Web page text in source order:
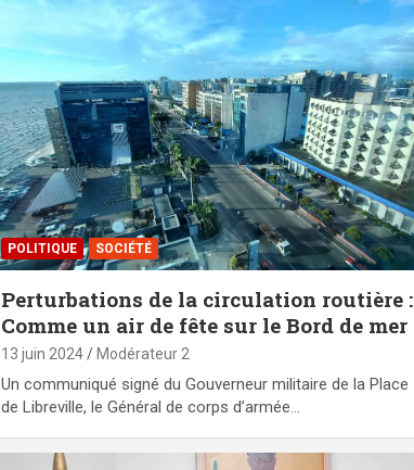
POLITIQUE SOCIÉTÉ
Perturbations de la circulation routière :
Comme un air de fête sur le Bord de mer
13 juin 2024 Modérateur 2
Un communiqué signé du Gouverneur militaire de la Place
de Libreville, le Général de corps d’armée…